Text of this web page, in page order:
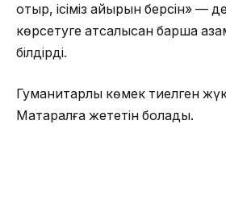
отыр, ісіміз қайырын берсін» —
көрсетуге атсалысқан барша
білдірді.
Гуманитарлық көмек тиелген
Мақтаралға жететін болады.